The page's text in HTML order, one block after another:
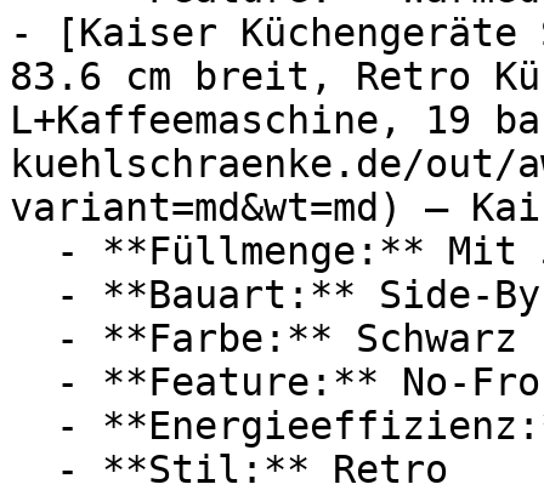
- [Kaiser Küchengeräte
83.6 cm breit, Retro
L+Kaffeemaschine, 19
kuehlschraenke.de/out/
variant=md&wt=md) —